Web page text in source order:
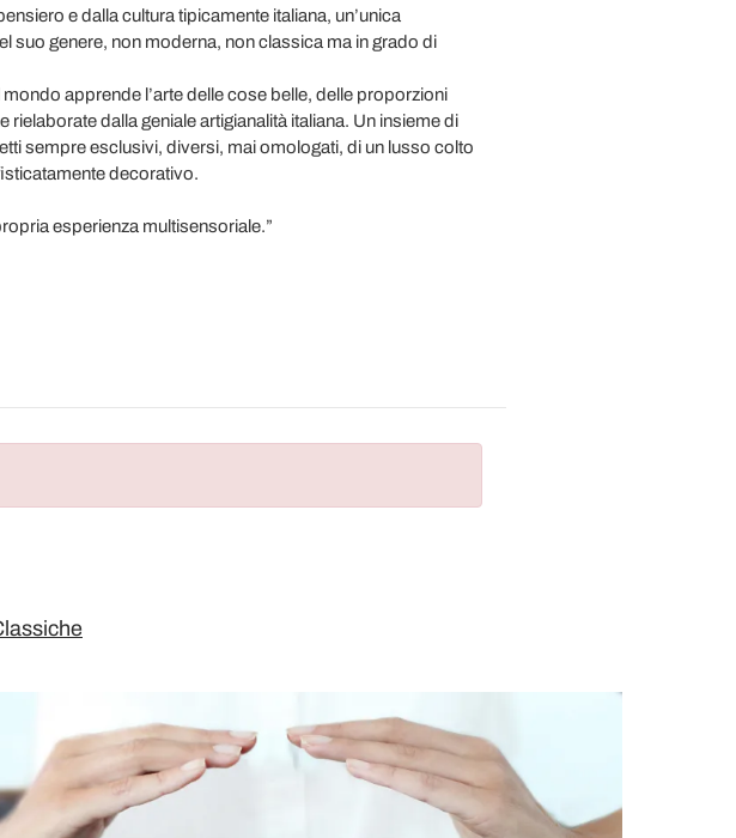
e dalla cultura tipicamente italiana, un’unica
suo genere, non moderna, non classica ma in grado di
apprende l’arte delle cose belle, delle proporzioni
dalla geniale artigianalità italiana. Un insieme di
sempre esclusivi, diversi, mai omologati, di un lusso colto
decorativo.
esperienza multisensoriale.”